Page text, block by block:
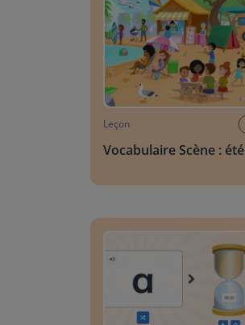
Leçon
Vocabulaire Scène : été